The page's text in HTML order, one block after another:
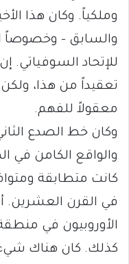
وملكياً. وكان هذا
والسابق – وخصوصاً
للإتحاد السوفياتي.
تعقيداً من هذا، ولكن
معقولاً للفهم.
وكان خط الصدع
والواقع الكامن في
كانت متطابقة
في القرن العشرين.
الأوروبيون في
كذلك. كان هناك